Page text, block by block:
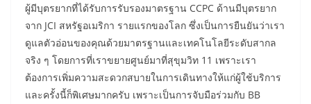
ผู้มีบุตรยากที่ได้รับการรับรองมาตรฐาน CCPC ด้านมีบุตรยาก
จาก JCI สหรัฐอเมริกา รายแรกของโลก ซึ่งเป็นการยืนยันว่าเรา
ดูแลตัวอ่อนของคุณด้วยมาตรฐานและเทคโนโลยีระดับสากล
จริง ๆ โดยการที่เราขยายศูนย์มาที่สุขุมวิท 11 เพราะเรา
ต้องการเพิ่มความสะดวกสบายในการเดินทางให้แก่ผู้ใช้บริการ
และครั้งนี้ก็พิเศษมากครับ เพราะเป็นการจับมือร่วมกับ BB